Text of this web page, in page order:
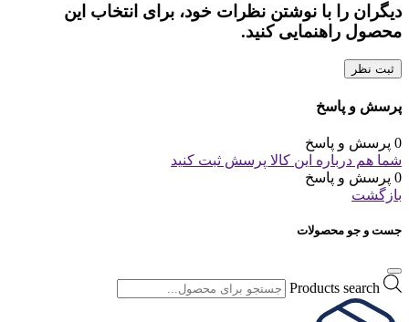
دیگران را با نوشتن نظرات خود، برای انتخاب این
محصول راهنمایی کنید.
ثبت نظر
پرسش و پاسخ
0 پرسش و پاسخ
شما هم درباره این کالا پرسش ثبت کنید
0 پرسش و پاسخ
بازگشت
جست و جو محصولات
Products search